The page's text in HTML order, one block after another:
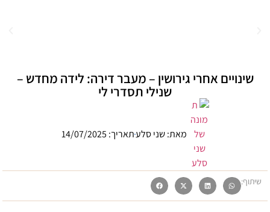
שינויים אחרי גירושין – מעבר דירה: לידה מחדש –
שנילי תסדרי לי
מאת:שני סלעתאריך: 14/07/2025
שיתוף: